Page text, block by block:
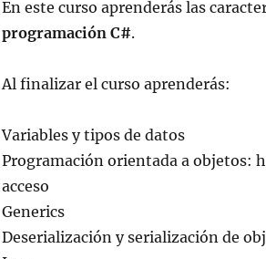
En este curso aprenderás las
programación C#.
Al finalizar el curso aprenderás:
Variables y tipos de datos
Programación orientada a objetos:
acceso
Generics
Deserialización y serialización de